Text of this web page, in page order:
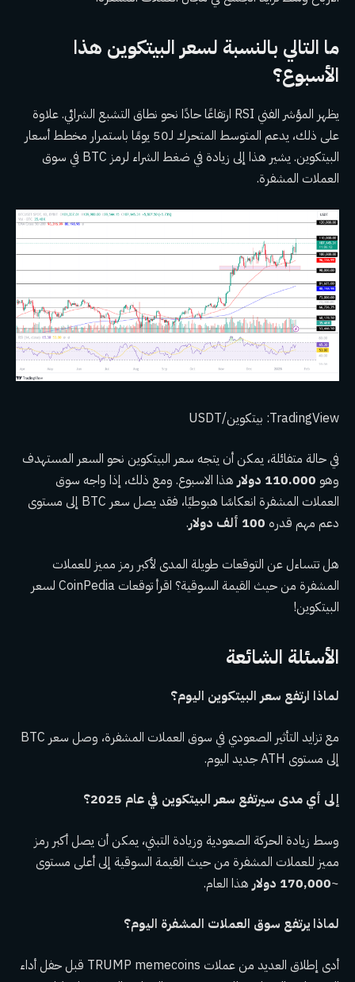
ما التالي بالنسبة لسعر البيتكوين هذا
الأسبوع؟
يظهر المؤشر الفني RSI ارتفاعًا حادًا نحو نطاق التشبع الشرائي. علاوة
على ذلك، يدعم المتوسط ​​​​المتحرك لـ50 يومًا باستمرار مخطط أسعار
البيتكوين. يشير هذا إلى زيادة في ضغط الشراء لرمز BTC في سوق
العملات المشفرة.
TradingView: بيتكوين/USDT
في حالة متفائلة، يمكن أن يتجه سعر البيتكوين نحو السعر المستهدف
وهو 110.000 دولار
هذا الاسبوع. ومع ذلك، إذا واجه سوق
العملات المشفرة انعكاسًا هبوطيًا، فقد يصل سعر BTC إلى مستوى
دعم مهم قدره 100 ألف دولار .
هل تتساءل عن التوقعات طويلة المدى لأكبر رمز مميز للعملات
المشفرة من حيث القيمة السوقية؟ اقرأ توقعات CoinPedia لسعر
البيتكوين!
الأسئلة الشائعة
لماذا ارتفع سعر البيتكوين اليوم؟
مع تزايد التأثير الصعودي في سوق العملات المشفرة، وصل سعر BTC
إلى مستوى ATH جديد اليوم.
إلى أي مدى سيرتفع سعر البيتكوين في عام 2025؟
وسط زيادة الحركة الصعودية وزيادة التبني، يمكن أن يصل أكبر رمز
مميز للعملات المشفرة من حيث القيمة السوقية إلى أعلى مستوى
~170,000 دولار هذا العام.
لماذا يرتفع سوق العملات المشفرة اليوم؟
أدى إطلاق العديد من عملات TRUMP memecoins قبل حفل أداء